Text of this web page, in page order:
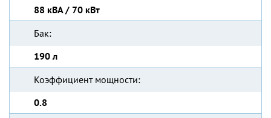
88 кВА / 70 кВт
Бак:
190 л
Коэффициент мощности:
0.8